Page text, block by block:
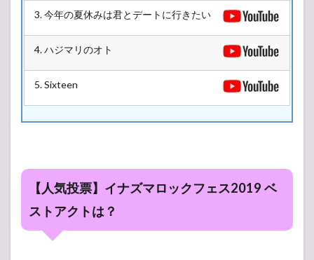
3. 今年の夏休みは君とデートに行きたい
4. ハジマリのオト
5. Sixteen
【人気投票】イナズマロックフェス2019 ベ
ストアクトは？